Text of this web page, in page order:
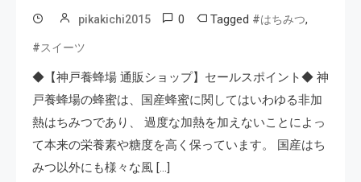
pikakichi2015 0 Tagged #はちみつ,
#スイーツ
◆【神戸養蜂場 通販ショップ】セールスポイント◆ 神
戸養蜂場の蜂蜜は、国産蜂蜜に関してはいわゆる非加
熱はちみつであり、 過度な加熱を加えないことによっ
て本来の栄養素や糖度を高く保っています。 国産はち
みつ以外にも様々な風 […]